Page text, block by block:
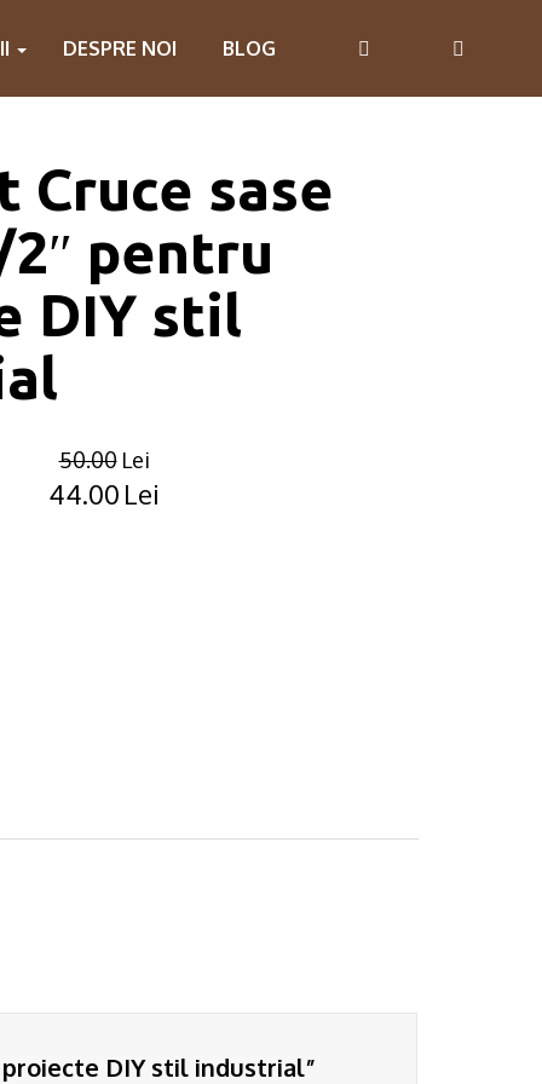
DESPRE NOI BLOG
Cruce sase
pentru
DIY stil
50.00 Lei
Original
44.00 Lei
Current
DIY stil industrial”